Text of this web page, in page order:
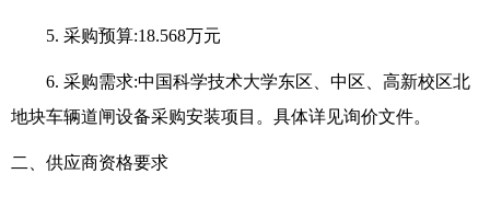
5. 采购预算:18.568万元
6. 采购需求:中国科学技术大学东区、中区、高新校区北
地块车辆道闸设备采购安装项目。具体详见询价文件。
二、供应商资格要求